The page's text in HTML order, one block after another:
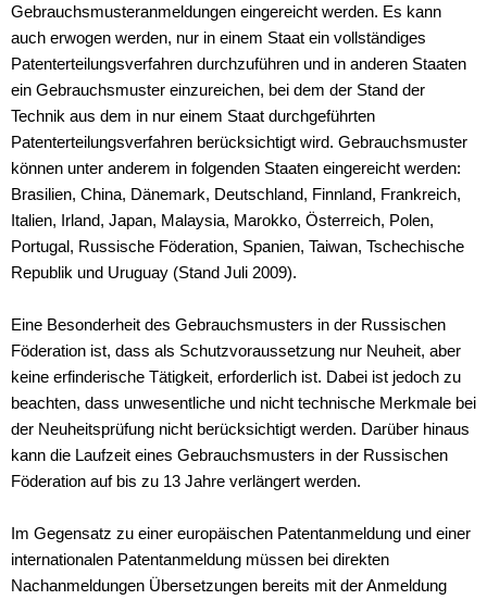
Gebrauchsmusteranmeldungen eingereicht werden. Es kann
auch erwogen werden, nur in einem Staat ein vollständiges
Patenterteilungsverfahren durchzuführen und in anderen Staaten
ein Gebrauchsmuster einzureichen, bei dem der Stand der
Technik aus dem in nur einem Staat durchgeführten
Patenterteilungsverfahren berücksichtigt wird. Gebrauchsmuster
können unter anderem in folgenden Staaten eingereicht werden:
Brasilien, China, Dänemark, Deutschland, Finnland, Frankreich,
Italien, Irland, Japan, Malaysia, Marokko, Österreich, Polen,
Portugal, Russische Föderation, Spanien, Taiwan, Tschechische
Republik und Uruguay (Stand Juli 2009).
Eine Besonderheit des Gebrauchsmusters in der Russischen
Föderation ist, dass als Schutzvoraussetzung nur Neuheit, aber
keine erfinderische Tätigkeit, erforderlich ist. Dabei ist jedoch zu
beachten, dass unwesentliche und nicht technische Merkmale bei
der Neuheitsprüfung nicht berücksichtigt werden. Darüber hinaus
kann die Laufzeit eines Gebrauchsmusters in der Russischen
Föderation auf bis zu 13 Jahre verlängert werden.
Im Gegensatz zu einer europäischen Patentanmeldung und einer
internationalen Patentanmeldung müssen bei direkten
Nachanmeldungen Übersetzungen bereits mit der Anmeldung